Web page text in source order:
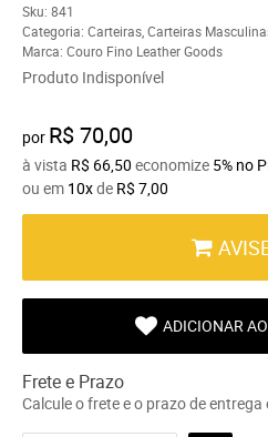
Sku: 841
Categoria: Carteiras Carteiras
Marca: Couro Fino Leather Goods
Produto Indisponível
por R$ 70,00
à vista R$ 66,50 economize 5% no
ou em 10xde R$ 7,00
ADICIONAR
Frete e Prazo
Calcule o frete e o prazo de